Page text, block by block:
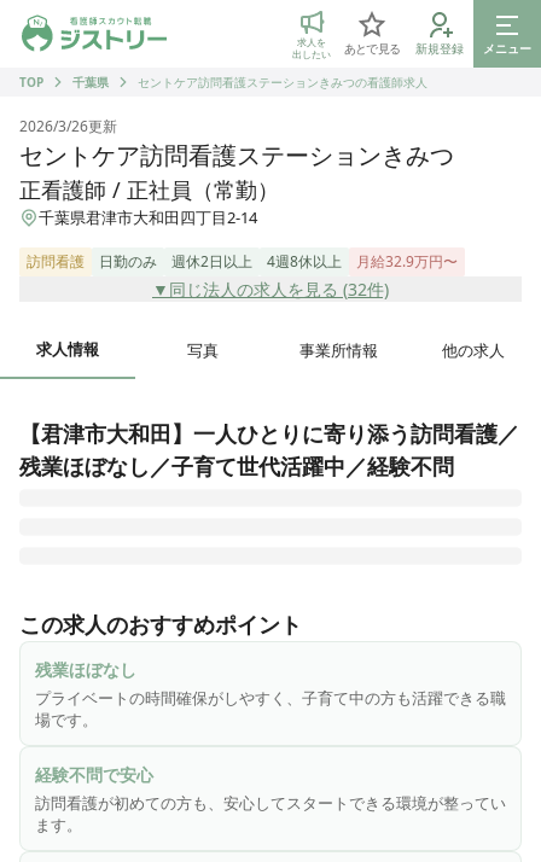
ジストリー 看護師の転職マッチング
求人を
出したい
あとで見る 新規登録
メニュー
TOP
千葉県 セントケア訪問看護ステーションきみつの看護師求人
2026/3/26更新
セントケア訪問看護ステーションきみつ
正看護師 / 正社員（常勤）
千葉県君津市大和田四丁目2-14
訪問看護 日勤のみ 週休2日以上 4週8休以上 月給32.9万円〜
▼同じ法人の求人を見る (32件)
求人情報 写真 事業所情報 他の求人
【君津市大和田】一人ひとりに寄り添う訪問看護／
残業ほぼなし／子育て世代活躍中／経験不問
プホームなどさまざまな介護・医療サービスを展開する「セ
ントケア千葉株式会社」が運営しています。
1日4〜5件程度、お客様のお宅を訪問します。訪問看護は時
間に追われることなく、お客様に寄り添った看護が可能で
す。
セントケアでは知識や経験を在宅の場に活かしその人らしく
人材を送れるお手伝いとし
「ずっとお家で」を支えます
「人が好き」
この求人のおすすめポイント
残業ほぼなし
プライベートの時間確保がしやすく、子育て中の方も活躍できる職
場です。
経験不問で安心
訪問看護が初めての方も、安心してスタートできる環境が整ってい
ます。